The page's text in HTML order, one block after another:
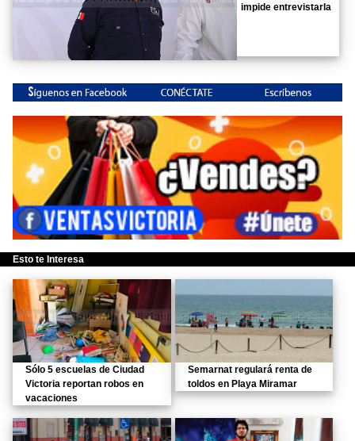
impide entrevistarla
Esto te Interesa
Sólo 5 escuelas de Ciudad
Victoria reportan robos en
vacaciones
Semarnat regulará renta de
toldos en Playa Miramar